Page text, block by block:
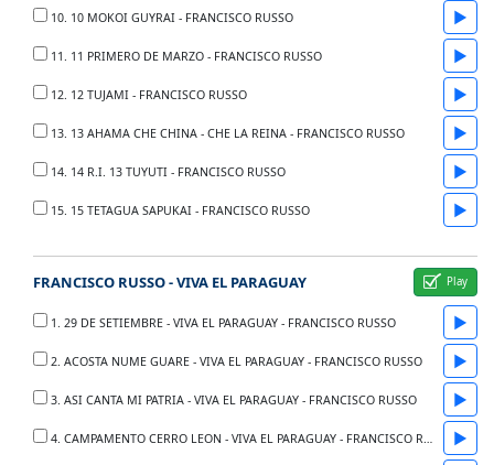
10. 10 MOKOI GUYRAI - FRANCISCO RUSSO ▶
11. 11 PRIMERO DE MARZO - FRANCISCO RUSSO ▶
12. 12 TUJAMI - FRANCISCO RUSSO ▶
13. 13 AHAMA CHE CHINA - CHE LA REINA - FRANCISCO RUSSO ▶
14. 14 R.I. 13 TUYUTI - FRANCISCO RUSSO ▶
15. 15 TETAGUA SAPUKAI - FRANCISCO RUSSO ▶
FRANCISCO RUSSO - VIVA EL PARAGUAY
1. 29 DE SETIEMBRE - VIVA EL PARAGUAY - FRANCISCO RUSSO ▶
2. ACOSTA NUME GUARE - VIVA EL PARAGUAY - FRANCISCO RUSSO ▶
3. ASI CANTA MI PATRIA - VIVA EL PARAGUAY - FRANCISCO RUSSO ▶
4. CAMPAMENTO CERRO LEON - VIVA EL PARAGUAY - FRANCISCO RUSSO ▶